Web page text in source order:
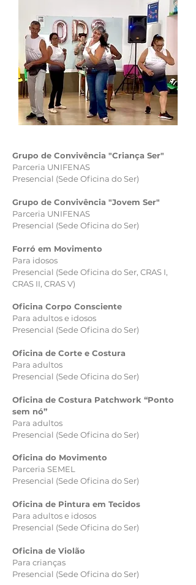
Grupo de Convivência "Criança Ser"
Parceria UNIFENAS
Presencial (Sede Oficina do Ser)
Grupo de Convivência "Jovem Ser"
Parceria UNIFENAS
Presencial (Sede Oficina do Ser)
Forró em Movimento
Para idosos
Presencial (Sede Oficina do Ser, CRAS I,
CRAS II, CRAS V)
Oficina Corpo Consciente
Para adultos e idosos
Presencial (Sede Oficina do Ser)
Oficina de Corte e Costura
Para adultos
Presencial (Sede Oficina do Ser)
Oficina de Costura Patchwork “Ponto
sem nó”
Para adultos
Presencial (Sede Oficina do Ser)
Oficina do Movimento
Parceria SEMEL
Presencial (Sede Oficina do Ser)
Oficina de Pintura em Tecidos
Para adultos e idosos
Presencial (Sede Oficina do Ser)
Oficina de Violão
Para crianças
Presencial (Sede Oficina do Ser)